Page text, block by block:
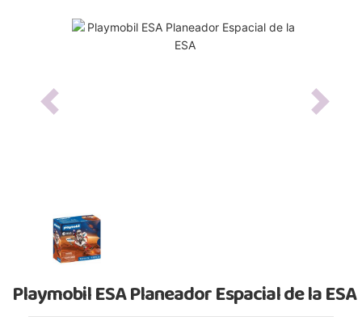
Previous Next
Playmobil ESA Planeador Espacial de la ESA